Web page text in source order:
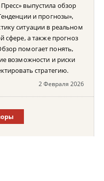
выпустила обзор
и прогнозы»,
ситуации в реальном
сфере, а также прогноз
помогает понять,
возможности и риски
стратегию.
2 Февраля 2026